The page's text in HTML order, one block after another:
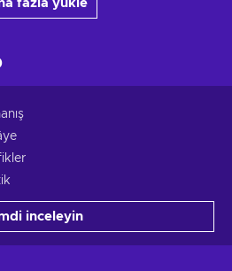
fazla yükle
inceleyin